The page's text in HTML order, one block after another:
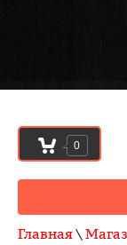
0
Главная\